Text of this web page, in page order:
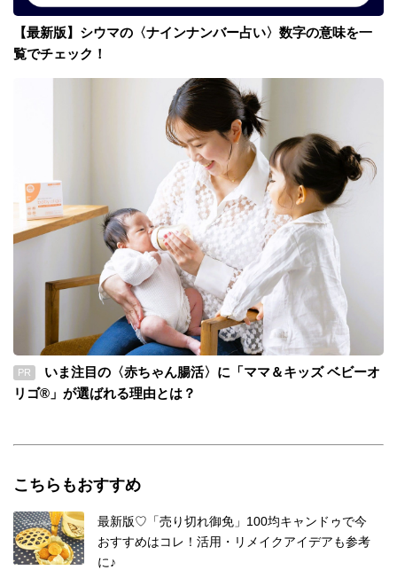
【最新版】シウマの〈ナインナンバー占い〉数字の意味を一
覧でチェック！
PR
いま注目の〈赤ちゃん腸活〉に「ママ＆キッズ ベビーオ
リゴ®」が選ばれる理由とは？
こちらもおすすめ
最新版♡「売り切れ御免」100均キャンドゥで今
おすすめはコレ！活用・リメイクアイデアも参考
に♪